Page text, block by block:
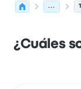
...
¿Cuáles